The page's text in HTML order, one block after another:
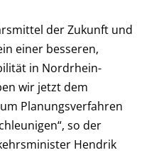
der Zukunft und
einer besseren,
in Nordrhein-
wir jetzt dem
Planungsverfahren
so der
Hendrik